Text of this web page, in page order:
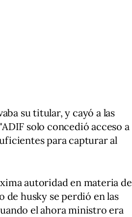
su titular, y cayó a las
solo concedió acceso a
para capturar al
autoridad en materia de
de husky se perdió en las
el ahora ministro era